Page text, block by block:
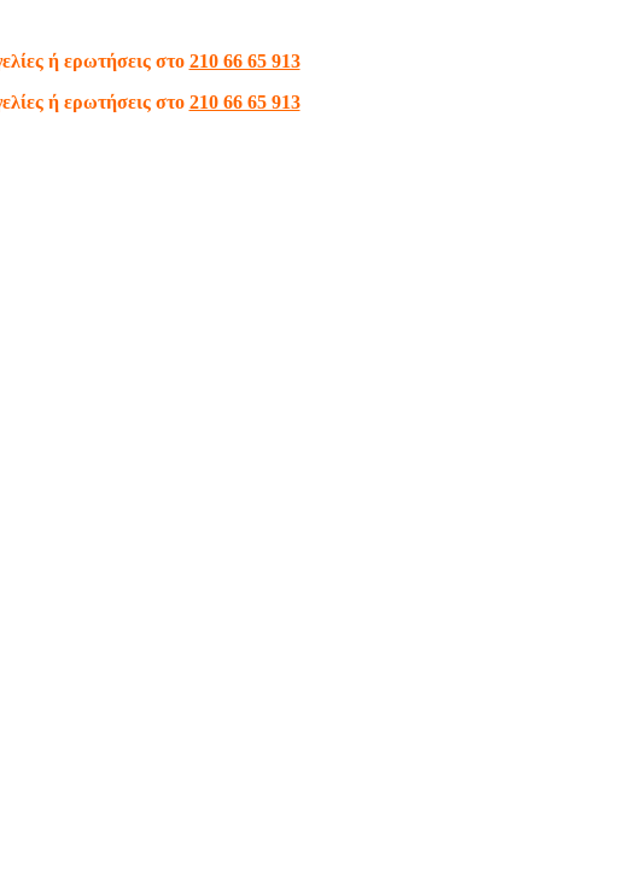
ή ερωτήσεις στο 210 66 65 913
ή ερωτήσεις στο 210 66 65 913